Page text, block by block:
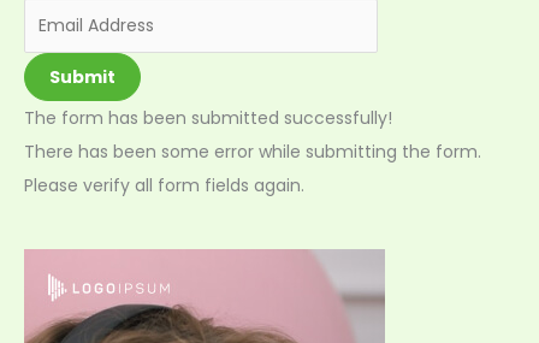
Submit
The form has been submitted successfully!
There has been some error while submitting the form.
Please verify all form fields again.